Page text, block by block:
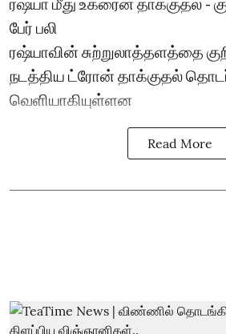
பேர் பலி
ரஷ்யாவின் சுற்றுலாத்தளத்தை
நடத்திய ட்ரோன் தாக்குதல்
வெளியாகியுள்ளன
Read More